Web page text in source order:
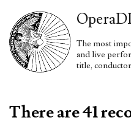
Opera
The most
and live
title,
There are 41